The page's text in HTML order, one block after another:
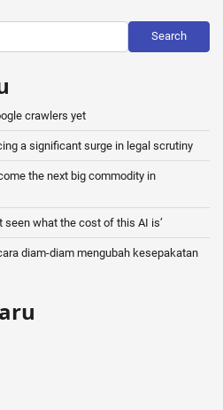
Search
crawlers yet
a significant surge in legal scrutiny
the next big commodity in
seen what the cost of this AI is’
diam-diam mengubah kesepakatan